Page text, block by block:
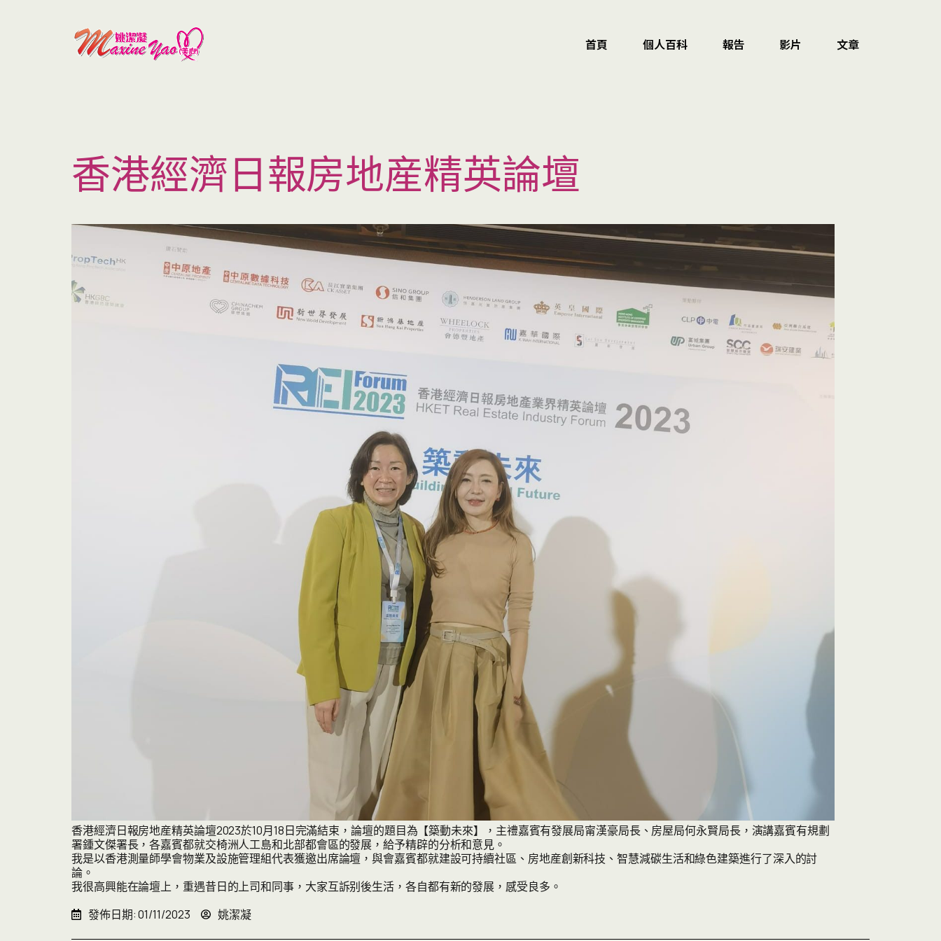
首頁 個人百科 報告 影片 文章
香港經濟日報房地産精英論壇
香港經濟日報房地産精英論壇2023於10月18日完滿結束，論壇的題目為【築動未來】，主禮嘉賓有發展局甯漢豪局長、房屋局何永賢局長，演講嘉賓有規劃
署鍾文傑署長，各嘉賓都就交椅洲人工島和北部都會區的發展，給予精辟的分析和意見。
我是以香港測量師學會物業及設施管理組代表獲邀出席論壇，與會嘉賓都就建設可持續社區、房地産創新科技、智慧減碳生活和綠色建築進行了深入的討
論。
我很高興能在論壇上，重遇昔日的上司和同事，大家互訴别後生活，各自都有新的發展，感受良多。
發佈日期:01/11/2023 姚潔凝